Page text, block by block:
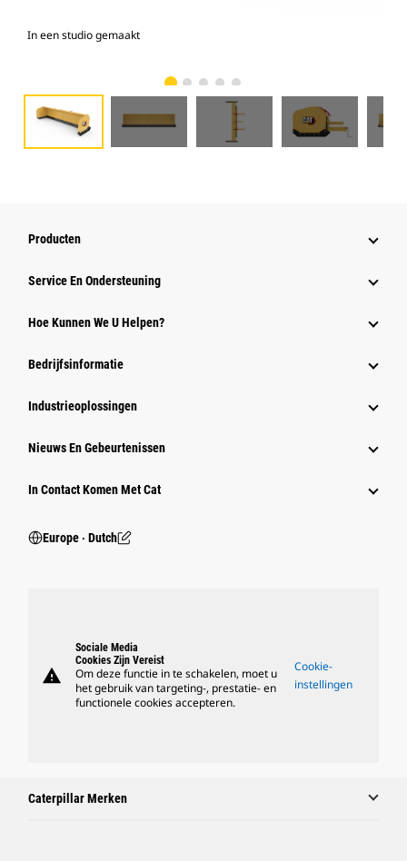
In een studio gemaakt
Producten
Service En Ondersteuning
Hoe Kunnen We U Helpen?
Bedrijfsinformatie
Industrieoplossingen
Nieuws En Gebeurtenissen
In Contact Komen Met Cat
Europe ‧ Dutch
warning
Sociale Media
Cookies Zijn Vereist
Om deze functie in te schakelen, moet u
het gebruik van targeting-, prestatie- en
functionele cookies accepteren.
Cookie-
instellingen
Caterpillar Merken